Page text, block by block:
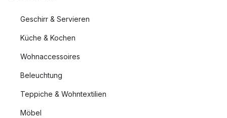
Geschirr & Servieren
Küche & Kochen
Wohnaccessoires
Beleuchtung
Teppiche & Wohntextilien
Möbel